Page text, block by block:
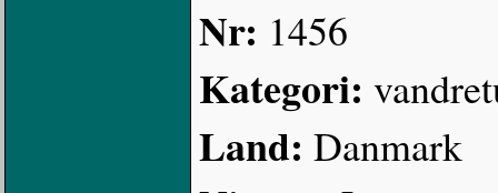
Nr: 1456
Kategori:
Land: Danmark